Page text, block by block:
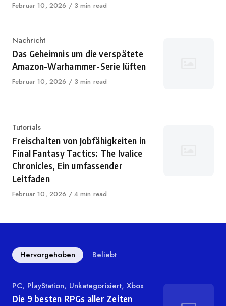
Veröffentlicht
Februar 10, 2026 3 min read
Kategorie
Nachricht
Das Geheimnis um die verspätete
Amazon-Warhammer-Serie lüften
Veröffentlicht
Februar 10, 2026 3 min read
Kategorie
Tutorials
Freischalten von Jobfähigkeiten in
Final Fantasy Tactics: The Ivalice
Chronicles, Ein umfassender
Leitfaden
Veröffentlicht
Februar 10, 2026 4 min read
Hervorgehoben Beliebt
Kategorie
PC, PlayStation, Unkategorisiert, Xbox
Die 9 besten RPGs aller Zeiten